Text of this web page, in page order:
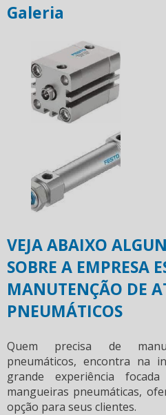
Galeria
VEJA ABAIXO
SOBRE A EMPRESA
MANUTENÇÃO DE
PNEUMÁTICOS
Quem precisa de
pneumáticos, encontra na
grande experiência
mangueiras pneumáticas,
opção para seus clientes.